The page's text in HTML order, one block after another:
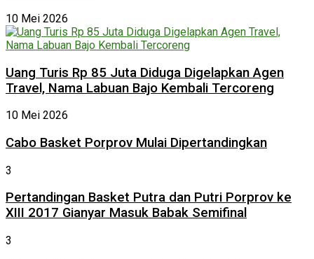
10 Mei 2026
Uang Turis Rp 85 Juta Diduga Digelapkan Agen
Travel, Nama Labuan Bajo Kembali Tercoreng
10 Mei 2026
Cabo Basket Porprov Mulai Dipertandingkan
3
Pertandingan Basket Putra dan Putri Porprov ke
XIII 2017 Gianyar Masuk Babak Semifinal
3